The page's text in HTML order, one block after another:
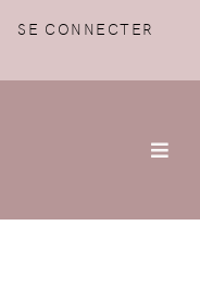
SE CONNECTER